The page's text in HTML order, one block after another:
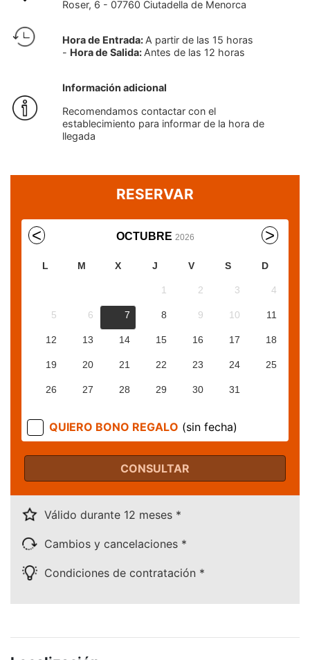
Roser, 6 - 07760 Ciutadella de Menorca
Hora de Entrada: A partir de las 15 horas
- Hora de Salida: Antes de las 12 horas
Información adicional
Recomendamos contactar con el
establecimiento para informar de la hora de
llegada
RESERVAR
OCTUBRE 2026
L M X J V S D
1 2 3 4
5 6 7 8 9 10 11
12 13 14 15 16 17 18
19 20 21 22 23 24 25
26 27 28 29 30 31
QUIERO BONO REGALO (sin fecha)
CONSULTAR
Válido durante 12 meses *
Cambios y cancelaciones *
Condiciones de contratación *